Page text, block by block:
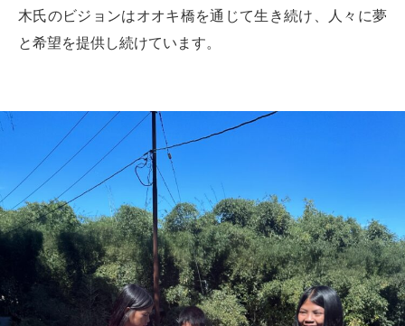
木氏のビジョンはオオキ橋を通じて生き続け、人々に夢
と希望を提供し続けています。